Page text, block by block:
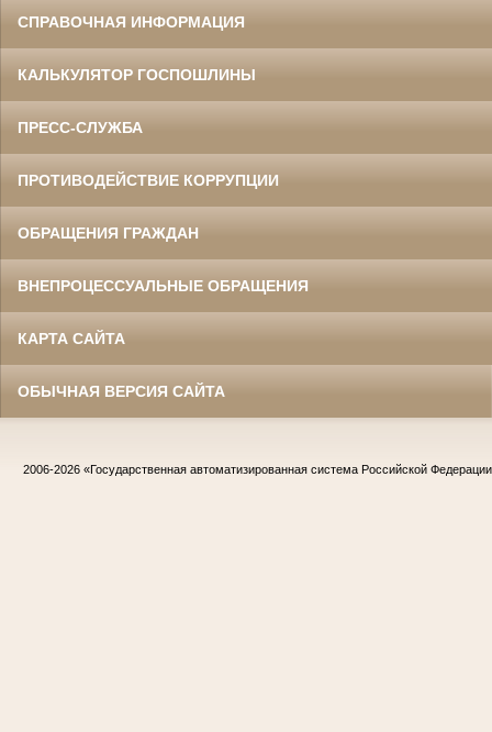
СПРАВОЧНАЯ ИНФОРМАЦИЯ
КАЛЬКУЛЯТОР ГОСПОШЛИНЫ
ПРЕСС-СЛУЖБА
ПРОТИВОДЕЙСТВИЕ КОРРУПЦИИ
ОБРАЩЕНИЯ ГРАЖДАН
ВНЕПРОЦЕССУАЛЬНЫЕ ОБРАЩЕНИЯ
КАРТА САЙТА
ОБЫЧНАЯ ВЕРСИЯ САЙТА
2006-2026 «Государственная автоматизированная система Российской